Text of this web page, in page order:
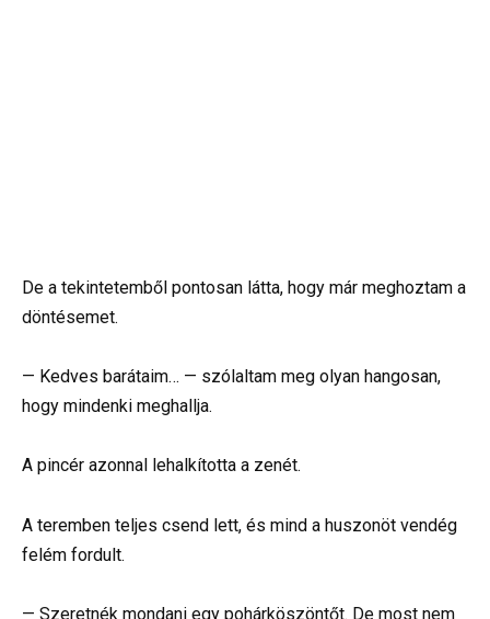
De a tekintetemből pontosan látta, hogy már meghoztam a
döntésemet.
— Kedves barátaim… — szólaltam meg olyan hangosan,
hogy mindenki meghallja.
A pincér azonnal lehalkította a zenét.
A teremben teljes csend lett, és mind a huszonöt vendég
felém fordult.
— Szeretnék mondani egy pohárköszöntőt. De most nem